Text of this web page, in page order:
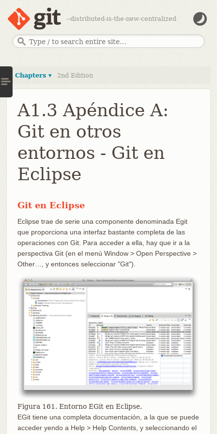
--distributed-is-the-new-centralized
Chapters ▾ 2nd Edition
A1.3 Apéndice A:
Git en otros
entornos - Git en
Eclipse
Git en Eclipse
Eclipse trae de serie una componente denominada Egit
que proporciona una interfaz bastante completa de las
operaciones con Git. Para acceder a ella, hay que ir a la
perspectiva Git (en el menú Window > Open Perspective >
Other…, y entonces seleccionar "Git").
Figura 161. Entorno EGit en Eclipse.
EGit tiene una completa documentación, a la que se puede
acceder yendo a Help > Help Contents, y seleccionando el